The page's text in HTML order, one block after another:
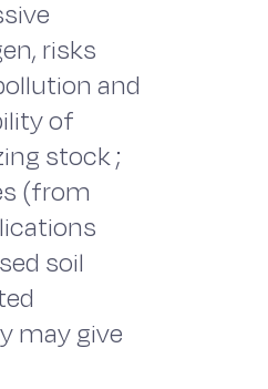
risks
and
of
stock ;
(from
soil
may give